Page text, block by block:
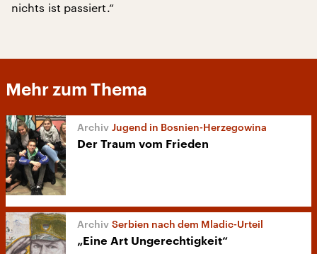
nichts ist passiert.“
Mehr zum Thema
Jugend in Bosnien-Herzegowina
Der Traum vom Frieden
Serbien nach dem Mladic-Urteil
„Eine Art Ungerechtigkeit“